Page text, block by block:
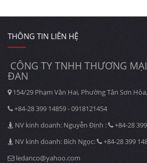
THÔNG TIN LIÊN HỆ
CÔNG TY TNHH THƯƠNG
ĐAN
154/29 Phạm Văn Hai, Phường Tân Sơn
+84-28 399 14859 - 0918121454
NV kinh doanh: Nguyễn Định :
+84-28
NV kinh doanh: Bích Ngọc:
+84-28 399
ledanco@yahoo.com